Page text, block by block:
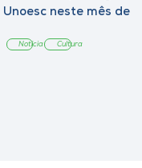
Unoesc neste mês de
Notícia Cultura